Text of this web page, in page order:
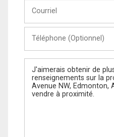
(Optionnel)
Message